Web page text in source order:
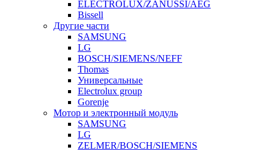
ELECTROLUX/ZANUSSI/AEG
Bissell
Другие части
SAMSUNG
LG
BOSCH/SIEMENS/NEFF
Thomas
Универсальные
Electrolux group
Gorenje
Мотор и электронный модуль
SAMSUNG
LG
ZELMER/BOSCH/SIEMENS